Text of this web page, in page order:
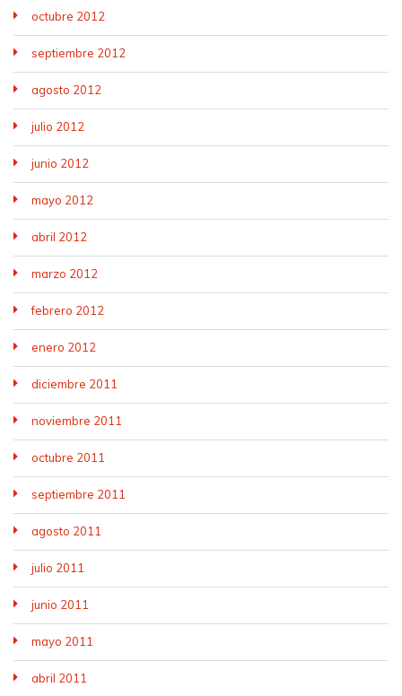
octubre 2012
septiembre 2012
agosto 2012
julio 2012
junio 2012
mayo 2012
abril 2012
marzo 2012
febrero 2012
enero 2012
diciembre 2011
noviembre 2011
octubre 2011
septiembre 2011
agosto 2011
julio 2011
junio 2011
mayo 2011
abril 2011